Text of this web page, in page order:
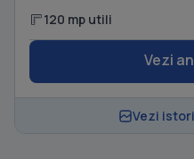
120 mp utili
Vezi
Vezi